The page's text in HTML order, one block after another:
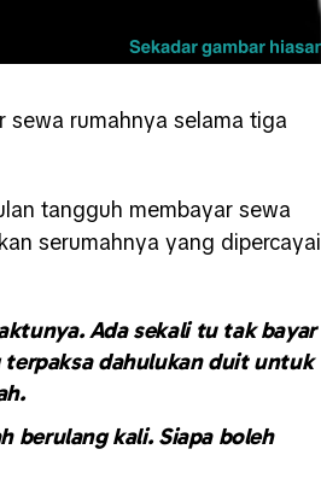
sewa rumahnya selama tiga
tangguh membayar sewa
serumahnya yang dipercayai
Ada sekali tu tak bayar
terpaksa dahulukan duit untuk
berulang kali. Siapa boleh